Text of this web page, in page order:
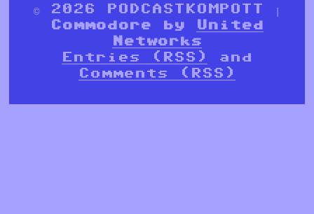
© 2026 PODCASTKOMPOTT |
Commodore by
United
Networks
Entries (RSS)
and
Comments (RSS)